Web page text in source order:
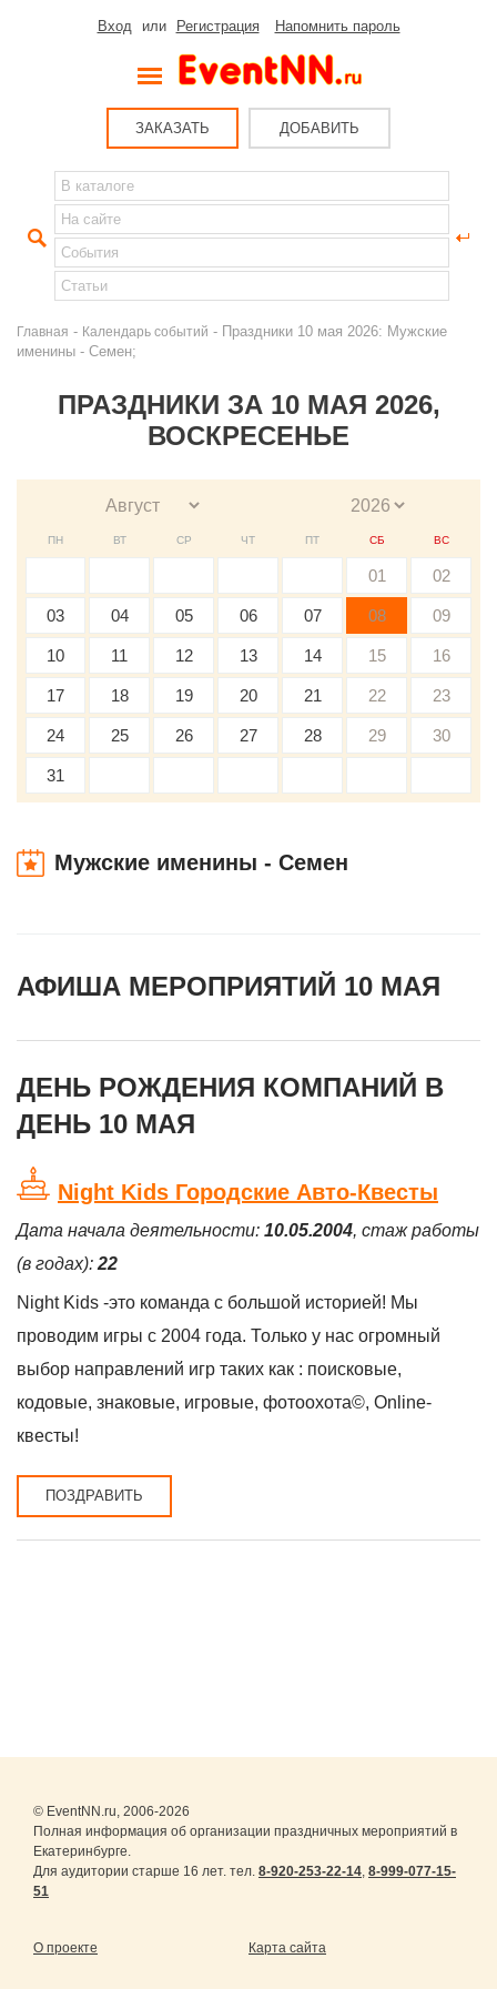
Вход или Регистрация Напомнить пароль
ЗАКАЗАТЬ ДОБАВИТЬ
Главная - Календарь событий - Праздники 10 мая 2026: Мужские
именины - Семен;
ПРАЗДНИКИ ЗА 10 МАЯ 2026,
ВОСКРЕСЕНЬЕ
ПН ВТ СР ЧТ ПТ СБ ВС
01 02
03 04 05 06 07 08 09
10 11 12 13 14 15 16
17 18 19 20 21 22 23
24 25 26 27 28 29 30
31
Мужские именины - Семен
АФИША МЕРОПРИЯТИЙ 10 МАЯ
ДЕНЬ РОЖДЕНИЯ КОМПАНИЙ В
ДЕНЬ 10 МАЯ
Night Kids Городские Авто-Квесты
Дата начала деятельности: 10.05.2004, стаж работы
(в годах): 22
Night Kids -это команда с большой историей! Мы
проводим игры с 2004 года. Только у нас огромный
выбор направлений игр таких как : поисковые,
кодовые, знаковые, игровые, фотоохота©, Online-
квесты!
ПОЗДРАВИТЬ
© EventNN.ru, 2006-2026
Полная информация об организации праздничных мероприятий в
Екатеринбурге.
Для аудитории старше 16 лет. тел. 8-920-253-22-14, 8-999-077-15-
51
О проекте Карта сайта